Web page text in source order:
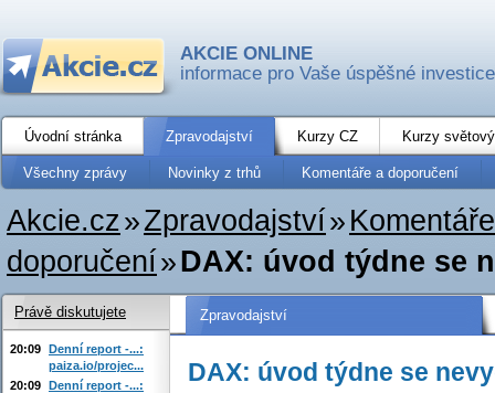
AKCIE ONLINE
informace pro Vaše úspěšné investice
Úvodní stránka Zpravodajství Kurzy CZ Kurzy
Všechny zprávy Novinky z trhů Komentáře a doporučení
Akcie.cz»Zpravodajství»
doporučení»DAX: úvod týdne se
Zpravodajství
DAX: úvod týdne se
Právě diskutujete
20:09 Denní report -...:
paiza.io/projec...
20:09 Denní report -...: